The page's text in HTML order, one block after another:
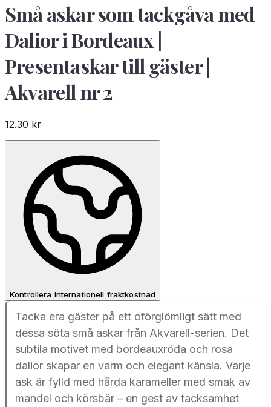
Små askar som tackgåva med
Dalior i Bordeaux |
Presentaskar till gäster |
Akvarell nr 2
12.30 kr
Kontrollera internationell fraktkostnad
Tacka era gäster på ett oförglömligt sätt med
dessa söta små askar från Akvarell-serien. Det
subtila motivet med bordeauxröda och rosa
dalior skapar en varm och elegant känsla. Varje
ask är fylld med hårda karameller med smak av
mandel och körsbär – en gest av tacksamhet